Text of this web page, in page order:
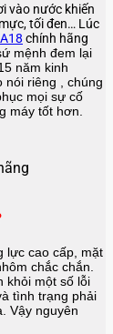
vào nước khiến
tối đen… Lúc
chính hãng
mệnh đem lại
năm kinh
nói riêng
, chúng
mọi sự cố
máy tốt hơn.
lực cao cấp, mặt
chắc chắn.
khỏi một số lỗi
tình trạng phải
Vậy nguyên